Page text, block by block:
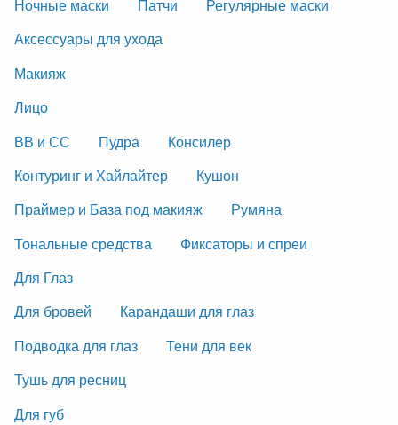
Ночные маски
Патчи
Регулярные маски
Аксессуары для ухода
Макияж
Лицо
ВВ и СС
Пудра
Консилер
Контуринг и Хайлайтер
Кушон
Праймер и База под макияж
Румяна
Тональные средства
Фиксаторы и спреи
Для Глаз
Для бровей
Карандаши для глаз
Подводка для глаз
Тени для век
Тушь для ресниц
Для губ